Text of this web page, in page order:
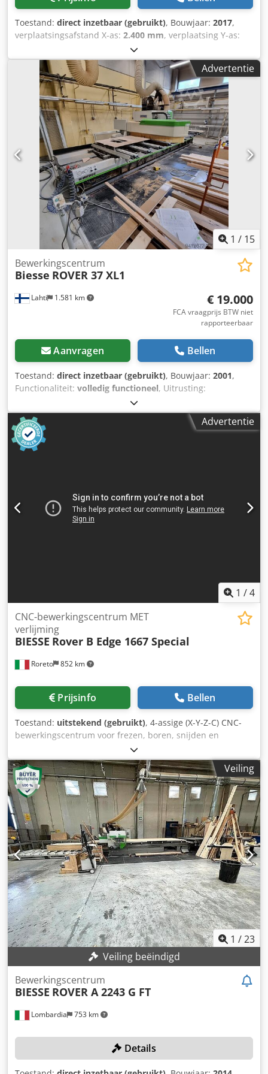
Toestand: direct inzetbaar (gebruikt), Bouwjaar: 2017,
verplaatsingsafstand X-as: 2.400 mm, verplaatsing Y-as:
, totaalgewicht:
spilsnelheid (max.):24.000 rpm, Deze 3-assige BIESSE
ROVER J FT 1224 werd vervaardigd in 2017 en heeft een
werkgebied van 2400 mm bij 1200 mm. Hij bevat een CNC
electrospindel met een maximum toerental van 24.000 tpm
en een vlakke vacuümtafel die ideaal is voor frezen, boren
en plaatbewerking. Overweeg de kans om deze BIESSE
ROVER J FT 1224 CNC houtbewerkingscentrum te kopen.
Neem contact met ons op voor meer informatie over deze
machine. Cjdpfxoyfnp Ae Aamerf • Assen: 3 CNC-gestuurde
(X, Y, Z) • Mogelijkheden: frezen, boren, sponning,
paneelbewerking • Luchttoevoer: 7,5 bar •
Aanzuigluchtsnelheid: 30 m/s Extra uitrusting • Vlakke
vacuümtafel met zuignappen
Advertentie
1 / 15
Lahti 1.581 km
Bewerkingscentrum
Biesse ROVER 37 XL1
€ 19.000
FCA vraagprijs BTW niet
rapporteerbaar
Aanvragen Bellen
Toestand: direct inzetbaar (gebruikt), Bouwjaar: 2001,
Functionaliteit: volledig functioneel, Uitrusting:
, Buiten gebruik gesteld in juli
2026, omdat het niet langer nodig was. Cjdjznk Rmjpfx
Aamjrf
Advertentie
1 /4
Roreto 852 km
CNC-bewerkingscentrum MET
verlijming
BIESSE Rover B Edge 1667 Special
Prijsinfo Bellen
Toestand: uitstekend (gebruikt), 4-assige (X-Y-Z-C) CNC-
bewerkingscentrum voor frezen, boren, snijden en
kantenlijmen. Zwaanhalsmachine PC-besturing Type ?? /
Software Biesse Works Nr. 1 Ondersteuningstafel / console
nr. 10 ATS (L = mm 1800) Automatisch
gereedschapswisselsysteem (magazijn/positie nr. 14)
Nuttig werkbereik (X - Y - Z) mm 6735 x 1650 x 290 Nuttig
werkbereik (X - Y - Z) bij verlijming mm 5780 x 1650 x 60 Nr.
2 Werkbereiken – vacuümpomp (capaciteit m³/u) 250
Veiligheidsmatten vooraan Gemotoriseerde transportband
voor afvoeren van afval tijdens het bewerken Totale
aansluitwaarde Kw 31,13 Bewerkingsgroepen (boven)
Codpfxsy Nk R Ee Aamsrf Nr. 20 Onafhankelijke verticale
boorspillen Nr. 8 Onafhankelijke horizontale boorspillen
Nr. 1 Verticale freesspil HSK F63 (Kw 13,2) Nr. 1 Cirkelzaag
Lijmunit (Hotmelt- lijm) Rolmateriaal (kant) dikte (min/max)
mm 0,4 - 3 Kantenmagazijn voor rollen (positie nr. 4)
Veiling
1 /23
Veiling beëindigd
Lombardia 753 km
Bewerkingscentrum
BIESSE ROVER A 2243 G FT
Details